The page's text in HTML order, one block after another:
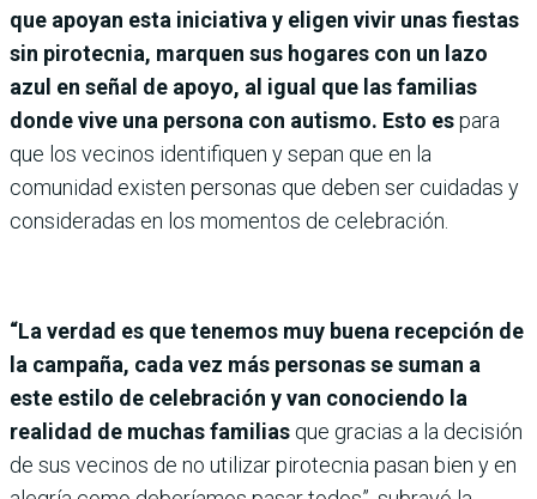
que apoyan esta iniciativa y eligen vivir unas fiestas
sin pirotecnia, marquen sus hogares con un lazo
azul en señal de apoyo, al igual que las familias
donde vive una persona con autismo. Esto espara
que los vecinos identifiquen y sepan que en la
comunidad existen personas que deben ser cuidadas y
consideradas en los momentos de celebración.
“La verdad es que tenemos muy buena recepción de
la campaña, cada vez más personas se suman a
este estilo de celebración y van conociendo la
realidad de muchas familias que gracias a la decisión
de sus vecinos de no utilizar pirotecnia pasan bien y en